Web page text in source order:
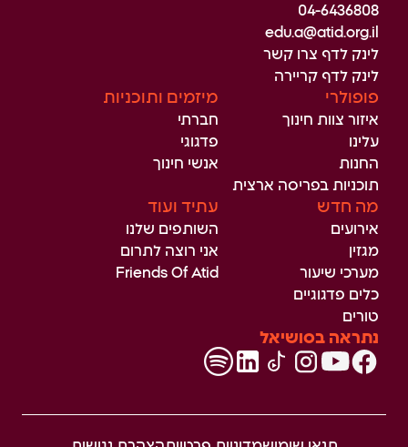
04-6436808
edu.a@atid.org.il
לינק לדף צרו קשר
לינק לדף קריירה
פופולרי
איזור צוות חינוך
עלינו
החנות
תוכניות בפריסה ארצית
מיזמים ותוכניות
חברתי
פדגוגי
אנשי חינוך
מה חדש
אירועים
מגזין
מערכי שיעור
כלים פדגוגיים
טורים
עתיד ועוד
השותפים שלנו
אני רוצה לתרום
Friends Of Atid
נתראה בסושיאל